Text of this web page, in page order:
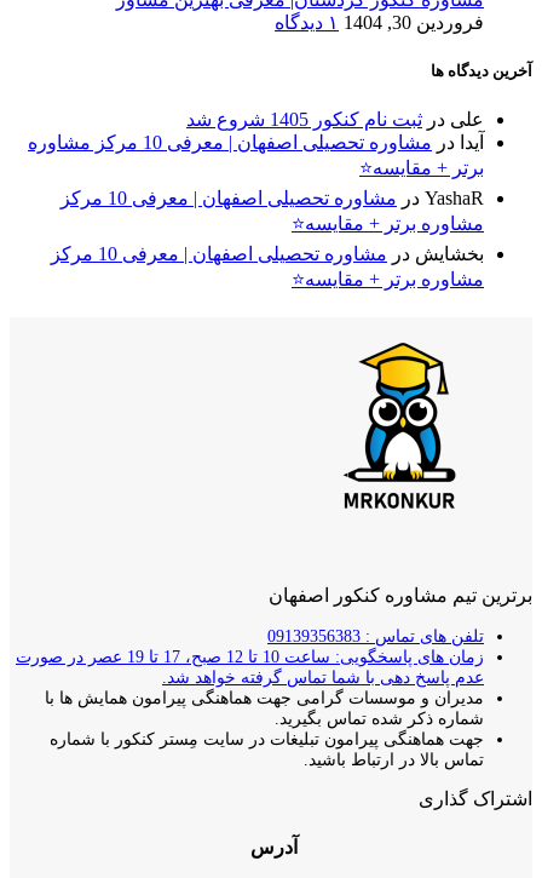
فروردین 30, 1404
۱ دیدگاه
آخرین دیدگاه ها
علی در ثبت نام کنکور 1405 شروع شد
آیدا در
مشاوره تحصیلی اصفهان | معرفی 10 مرکز مشاوره
برتر + مقایسه⭐
YashaR در
مشاوره تحصیلی اصفهان | معرفی 10 مرکز
مشاوره برتر + مقایسه⭐
بخشایش در
مشاوره تحصیلی اصفهان | معرفی 10 مرکز
مشاوره برتر + مقایسه⭐
برترین تیم مشاوره کنکور اصفهان
تلفن های تماس : 09139356383
زمان های پاسخگویی: ساعت 10 تا 12 صبح، 17 تا 19 عصر در صورت
عدم پاسخ دهی با شما تماس گرفته خواهد شد.
مدیران و موسسات گرامی جهت هماهنگی پیرامون همایش ها با
شماره ذکر شده تماس بگیرید.
جهت هماهنگی پیرامون تبلیغات در سایت مِستر کنکور با شماره
تماس بالا در ارتباط باشید.
اشتراک گذاری
آدرس